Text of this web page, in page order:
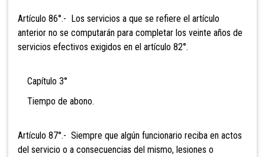
Artículo 86°.- Los servicios a que se refiere el artículo
anterior no se computarán para completar los veinte años de
servicios efectivos exigidos en el artículo 82°.
Capítulo 3°
Tiempo de abono.
Artículo 87°.- Siempre que algún funcionario reciba en actos
del servicio o a consecuencias del mismo, lesiones o